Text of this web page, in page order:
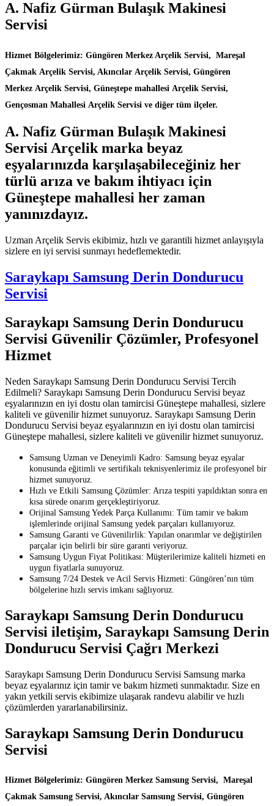
A. Nafiz Gürman Bulaşık Makinesi
Servisi
Hizmet Bölgelerimiz: Güngören Merkez Arçelik Servisi, Mareşal
Çakmak Arçelik Servisi, Akıncılar Arçelik Servisi, Güngören
Merkez Arçelik Servisi, Güneştepe mahallesi Arçelik Servisi,
Gençosman Mahallesi Arçelik Servisi ve diğer tüm ilçeler.
A. Nafiz Gürman Bulaşık Makinesi
Servisi Arçelik marka beyaz
eşyalarınızda karşılaşabileceğiniz her
türlü arıza ve bakım ihtiyacı için
Güneştepe mahallesi her zaman
yanınızdayız.
Uzman Arçelik Servis ekibimiz, hızlı ve garantili hizmet anlayışıyla
sizlere en iyi servisi sunmayı hedeflemektedir.
Saraykapı Samsung Derin Dondurucu
Servisi
Saraykapı Samsung Derin Dondurucu
Servisi Güvenilir Çözümler, Profesyonel
Hizmet
Neden Saraykapı Samsung Derin Dondurucu Servisi Tercih
Edilmeli? Saraykapı Samsung Derin Dondurucu Servisi beyaz
eşyalarınızın en iyi dostu olan tamircisi Güneştepe mahallesi, sizlere
kaliteli ve güvenilir hizmet sunuyoruz. Saraykapı Samsung Derin
Dondurucu Servisi beyaz eşyalarınızın en iyi dostu olan tamircisi
Güneştepe mahallesi, sizlere kaliteli ve güvenilir hizmet sunuyoruz.
Samsung Uzman ve Deneyimli Kadro: Samsung beyaz eşyalar
konusunda eğitimli ve sertifikalı teknisyenlerimiz ile profesyonel bir
hizmet sunuyoruz.
Hızlı ve Etkili Samsung Çözümler: Arıza tespiti yapıldıktan sonra en
kısa sürede onarım gerçekleştiriyoruz.
Orijinal Samsung Yedek Parça Kullanımı: Tüm tamir ve bakım
işlemlerinde orijinal Samsung yedek parçaları kullanıyoruz.
Samsung Garanti ve Güvenilirlik: Yapılan onarımlar ve değiştirilen
parçalar için belirli bir süre garanti veriyoruz.
Samsung Uygun Fiyat Politikası: Müşterilerimize kaliteli hizmeti en
uygun fiyatlarla sunuyoruz.
Samsung 7/24 Destek ve Acil Servis Hizmeti: Güngören’nın tüm
bölgelerine hızlı servis imkanı sağlıyoruz.
Saraykapı Samsung Derin Dondurucu
Servisi iletişim, Saraykapı Samsung Derin
Dondurucu Servisi Çağrı Merkezi
Saraykapı Samsung Derin Dondurucu Servisi Samsung marka
beyaz eşyalarınız için tamir ve bakım hizmeti sunmaktadır. Size en
yakın yetkili servis ekibimize ulaşarak randevu alabilir ve hızlı
çözümlerden yararlanabilirsiniz.
Saraykapı Samsung Derin Dondurucu
Servisi
Hizmet Bölgelerimiz: Güngören Merkez Samsung Servisi, Mareşal
Çakmak Samsung Servisi, Akıncılar Samsung Servisi, Güngören